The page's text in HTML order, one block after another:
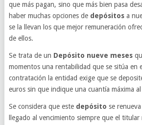
que más pagan, sino que más bien pasa
haber muchas opciones dedepósitosa
se la llevan los que mejor remuneración
de ellos.
Se trata de un Depósito nueve meses
momentos una rentabilidad que se sitúa en
contratación la entidad exige que se
euros sin que indique una cuantía máxima
Se considera que este depósito se
llegado al vencimiento siempre que el